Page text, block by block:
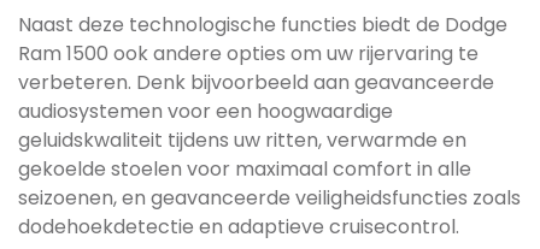
Naast deze technologische functies biedt de Dodge
Ram 1500 ook andere opties om uw rijervaring te
verbeteren. Denk bijvoorbeeld aan geavanceerde
audiosystemen voor een hoogwaardige
geluidskwaliteit tijdens uw ritten, verwarmde en
gekoelde stoelen voor maximaal comfort in alle
seizoenen, en geavanceerde veiligheidsfuncties zoals
dodehoekdetectie en adaptieve cruisecontrol.